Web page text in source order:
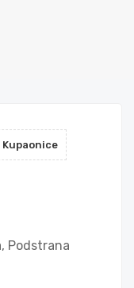
Kupaonice
Podstrana